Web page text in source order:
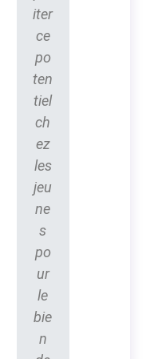
iter
ce
po
ten
tiel
ch
ez
les
jeu
ne
s
po
ur
le
bie
n